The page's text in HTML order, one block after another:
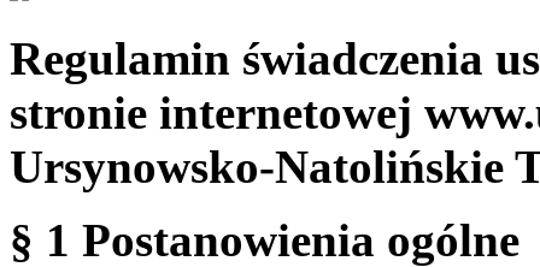
Regulamin świadczenia
stronie internetowej
Ursynowsko-Natolińskie
§ 1 Postanowienia ogólne